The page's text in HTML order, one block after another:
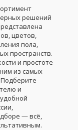
решений
цветов,
пола,
пространств.
и простоте
из самых
и
— всё,